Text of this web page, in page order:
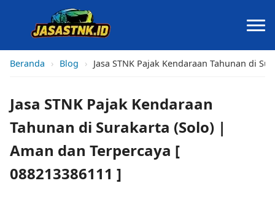
Beranda › Blog › Jasa STNK Pajak Kendaraan Tahunan di
Jasa STNK Pajak Kendaraan
Tahunan di Surakarta (Solo) |
Aman dan Terpercaya [
088213386111 ]